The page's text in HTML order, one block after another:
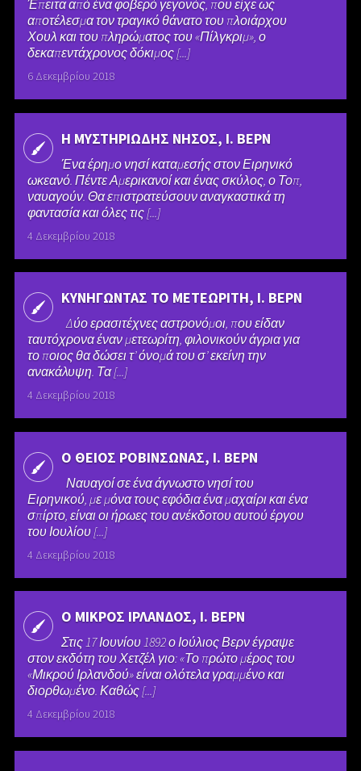
Έπειτα από ένα φοβερό γεγονός, που είχε ως
αποτέλεσμα τον τραγικό θάνατο του πλοιάρχου
Χουλ και του πληρώματος του «Πίλγκριμ», ο
δεκαπεντάχρονος δόκιμος [...]
6 Δεκεμβρίου 2018
Η ΜΥΣΤΗΡΙΩΔΗΣ ΝΗΣΟΣ, Ι. ΒΕΡΝ
Ένα έρημο νησί καταμεσής στον Ειρηνικό
ωκεανό. Πέντε Αμερικανοί και ένας σκύλος, ο Τοπ,
ναυαγούν. Θα επιστρατεύσουν αναγκαστικά τη
φαντασία και όλες τις [...]
4 Δεκεμβρίου 2018
ΚΥΝΗΓΩΝΤΑΣ ΤΟ ΜΕΤΕΩΡΙΤΗ, Ι. ΒΕΡΝ
Δύο ερασιτέχνες αστρονόμοι, που είδαν
ταυτόχρονα έναν μετεωρίτη, φιλονικούν άγρια για
το ποιος θα δώσει τ’ όνομά του σ’ εκείνη την
ανακάλυψη. Τα [...]
4 Δεκεμβρίου 2018
Ο ΘΕΙΟΣ ΡΟΒΙΝΣΩΝΑΣ, Ι. ΒΕΡΝ
Ναυαγοί σε ένα άγνωστο νησί του
Ειρηνικού, με μόνα τους εφόδια ένα μαχαίρι και ένα
σπίρτο, είναι οι ήρωες του ανέκδοτου αυτού έργου
του Ιουλίου [...]
4 Δεκεμβρίου 2018
Ο ΜΙΚΡΟΣ ΙΡΛΑΝΔΟΣ, Ι. ΒΕΡΝ
Στις 17 Ιουνίου 1892 ο Ιούλιος Βερν έγραψε
στον εκδότη του Χετζέλ γιο: «Το πρώτο μέρος του
«Μικρού Ιρλανδού» είναι ολότελα γραμμένο και
διορθωμένο. Καθώς [...]
4 Δεκεμβρίου 2018